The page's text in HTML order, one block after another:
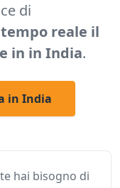
di
reale il
in in India.
in India
hai bisogno di